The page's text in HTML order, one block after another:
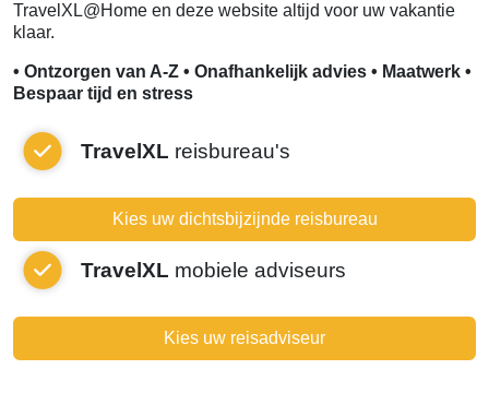
TravelXL@Home en deze website altijd voor uw vakantie
klaar.
• Ontzorgen van A-Z • Onafhankelijk advies • Maatwerk •
Bespaar tijd en stress
TravelXL reisbureau's
Kies uw dichtsbijzijnde reisbureau
TravelXL mobiele adviseurs
Kies uw reisadviseur